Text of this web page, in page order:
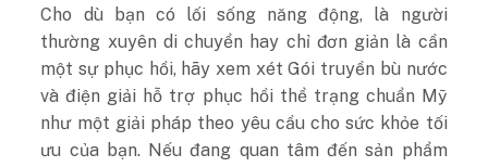
Cho dù bạn có lối sống năng động, là người
thường xuyên di chuyển hay chỉ đơn giản là cần
một sự phục hồi, hãy xem xét Gói truyền bù nước
và điện giải hỗ trợ phục hồi thể trạng chuẩn Mỹ
như một giải pháp theo yêu cầu cho sức khỏe tối
ưu của bạn. Nếu đang quan tâm đến sản phẩm